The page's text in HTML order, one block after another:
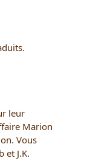
leur
Marion
Vous
et J.K.